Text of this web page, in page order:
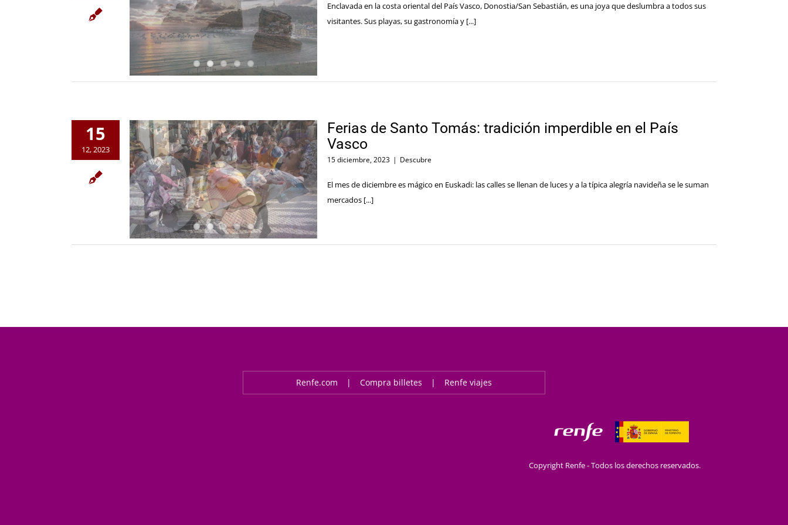
Enclavada en la costa oriental del País Vasco, Donostia/San Sebastián, es una joya que deslumbra a todos sus
visitantes. Sus playas, su gastronomía y [...]
15
12, 2023
Ferias de Santo Tomás: tradición imperdible en el País
Vasco
15 diciembre, 2023 | Descubre
El mes de diciembre es mágico en Euskadi: las calles se llenan de luces y a la típica alegría navideña se le suman
mercados [...]
Renfe.com Compra billetes Renfe viajes
Copyright Renfe - Todos los derechos reservados.